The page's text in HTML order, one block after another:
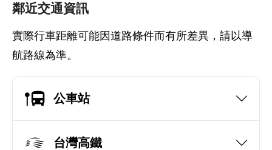
鄰近交通資訊
實際行車距離可能因道路條件而有所差異，請以導
航路線為準。
公車站
台灣高鐵